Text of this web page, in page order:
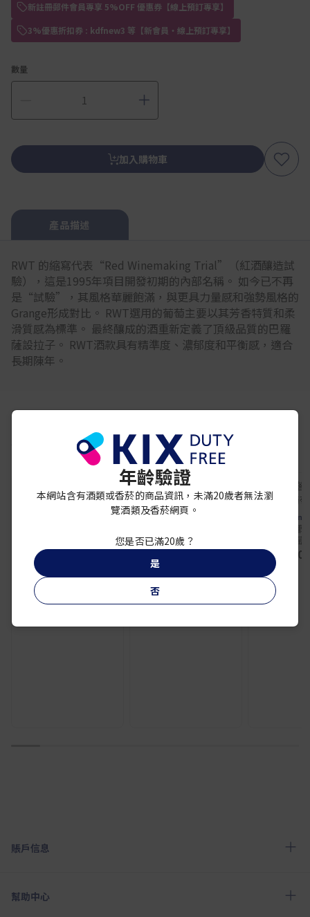
新註冊郵件會員專享 5%OFF 優惠券【線上預訂專享】
3%優惠折扣券 : kdfnew3 等【新會員・線上預訂專享】
數量
加入購物車
產品描述
RWT 的縮寫代表“Red Winemaking Trial”（紅酒釀造試
驗），這是1995年項目開發初期的內部名稱。 如今已不再
是“試驗”，其風格華麗飽滿，與更具力量感和強勢風格的
Grange形成對比。 RWT選用的葡萄主要以其芳香特質和柔
滑質感為標準。 最終釀成的酒重新定義了頂級品質的巴羅
薩設拉子。 RWT酒款具有精準度、濃郁度和平衡感，適合
長期陳年。
你可能還喜歡
¥ 5,900
Penfolds
葡萄酒
¥ 14,800
奔富雅塔娜
萄
¥
賬戶信息
幫助中心
年齡驗證
本網站含有酒類或香菸的商品資訊，未滿20歲者無法瀏
覽酒類及香菸網頁。
您是否已滿20歲？
是
否